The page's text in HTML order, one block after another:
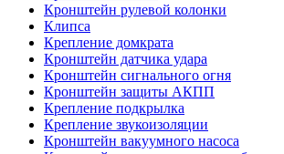
Кронштейн рулевой колонки
Клипса
Крепление домкрата
Кронштейн датчика удара
Кронштейн сигнального огня
Кронштейн защиты АКПП
Крепление подкрылка
Крепление звукоизоляции
Кронштейн вакуумного насоса